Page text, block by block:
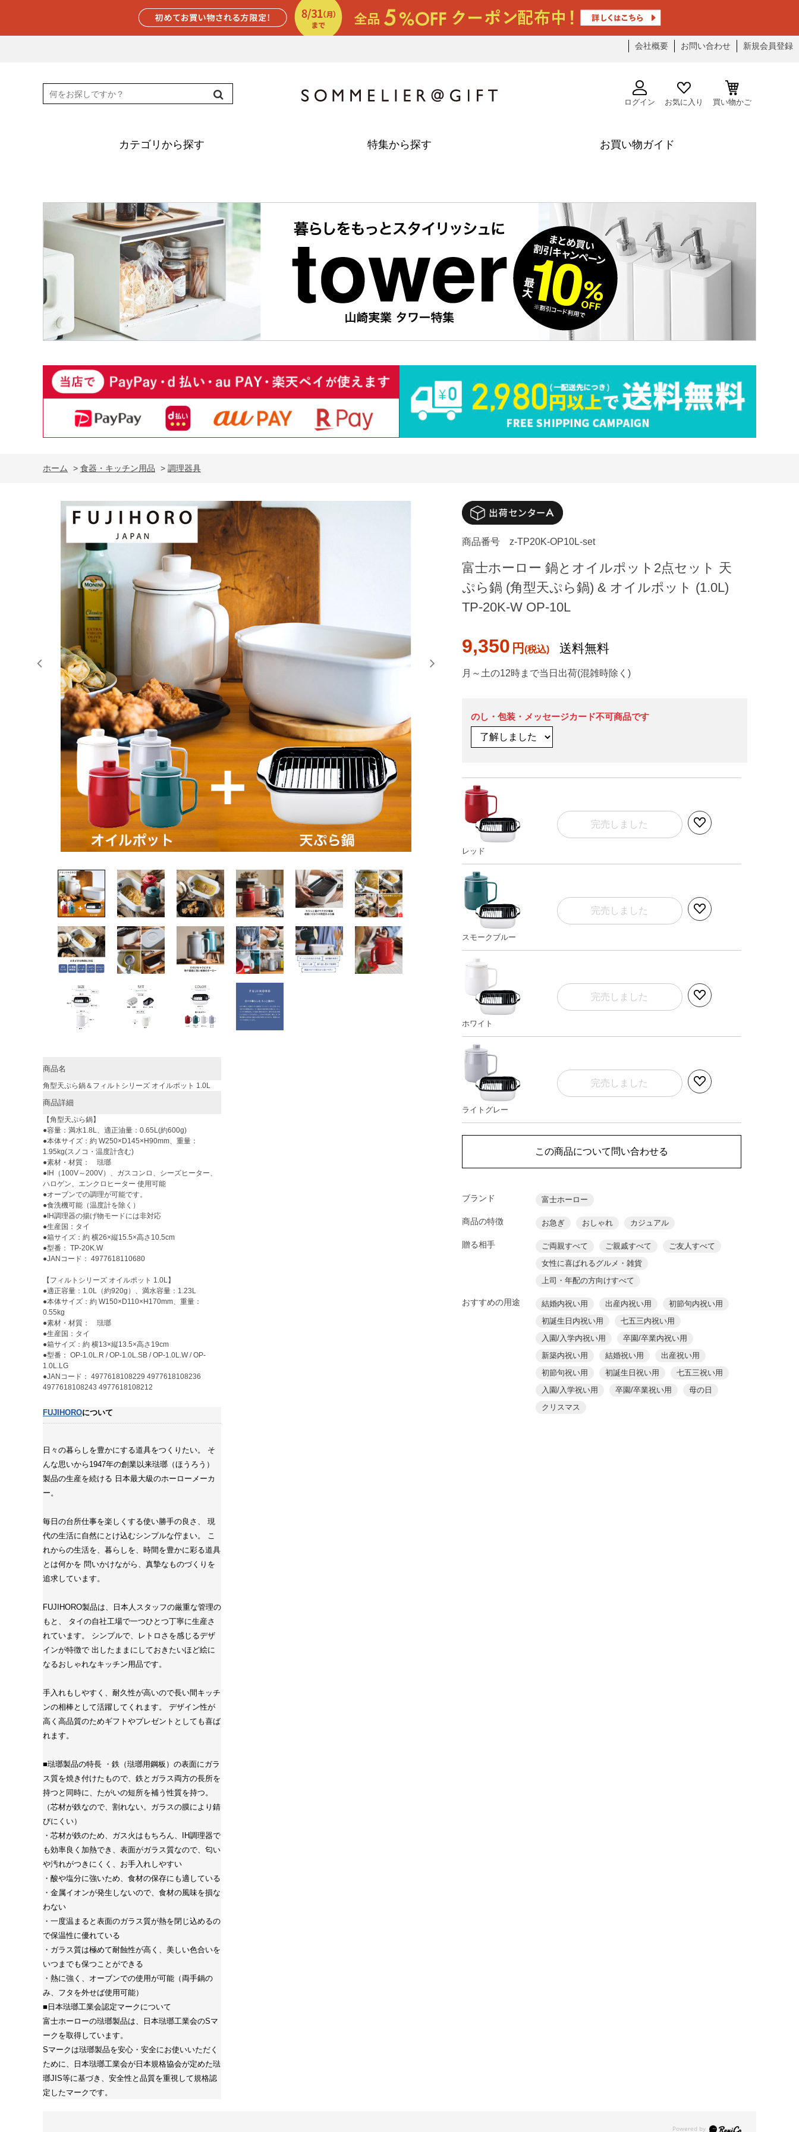
会社概要 お問い合わせ 新規会員登録
ログイン お気に入り 買い物かご
カテゴリから探す 特集から探す お買い物ガイド
ホーム > 食器・キッチン用品 > 調理器具
商品名
角型天ぷら鍋＆フィルトシリーズ オイルポット 1.0L
商品詳細
【角型天ぷら鍋】
●容量：満水1.8L、適正油量：0.65L(約600g)
●本体サイズ：約 W250×D145×H90mm、重量：
1.95kg(スノコ・温度計含む)
●素材・材質： 琺瑯
●IH（100V～200V）、ガスコンロ、シーズヒーター、
ハロゲン、エンクロヒーター 使用可能
●オーブンでの調理が可能です。
●食洗機可能（温度計を除く）
●IH調理器の揚げ物モードには非対応
●生産国：タイ
●箱サイズ：約 横26×縦15.5×高さ10.5cm
●型番： TP-20K.W
●JANコード： 4977618110680
【フィルトシリーズ オイルポット 1.0L】
●適正容量：1.0L（約920g）、満水容量：1.23L
●本体サイズ：約 W150×D110×H170mm、重量：
0.55kg
●素材・材質： 琺瑯
●生産国：タイ
●箱サイズ：約 横13×縦13.5×高さ19cm
●型番： OP-1.0L.R / OP-1.0L.SB / OP-1.0L.W / OP-
1.0L.LG
●JANコード： 4977618108229 4977618108236
4977618108243 4977618108212
FUJIHOROについて
日々の暮らしを豊かにする道具をつくりたい。 そ
んな思いから1947年の創業以来琺瑯（ほうろう）
製品の生産を続ける 日本最大級のホーローメーカ
ー。
毎日の台所仕事を楽しくする使い勝手の良さ、 現
代の生活に自然にとけ込むシンプルな佇まい。 こ
れからの生活を、暮らしを、時間を豊かに彩る道具
とは何かを 問いかけながら、真摯なものづくりを
追求しています。
FUJIHORO製品は、日本人スタッフの厳重な管理の
もと、 タイの自社工場で一つひとつ丁寧に生産さ
れています。 シンプルで、レトロさを感じるデザ
インが特徴で 出したままにしておきたいほど絵に
なるおしゃれなキッチン用品です。
手入れもしやすく、耐久性が高いので長い間キッチ
ンの相棒として活躍してくれます。 デザイン性が
高く高品質のためギフトやプレゼントとしても喜ば
れます。
■琺瑯製品の特長 ・鉄（琺瑯用鋼板）の表面にガラ
ス質を焼き付けたもので、鉄とガラス両方の長所を
持つと同時に、たがいの短所を補う性質を持つ。
（芯材が鉄なので、割れない。ガラスの膜により錆
びにくい）
・芯材が鉄のため、ガス火はもちろん、IH調理器で
も効率良く加熱でき、表面がガラス質なので、匂い
や汚れがつきにくく、お手入れしやすい
・酸や塩分に強いため、食材の保存にも適している
・金属イオンが発生しないので、食材の風味を損な
わない
・一度温まると表面のガラス質が熱を閉じ込めるの
で保温性に優れている
・ガラス質は極めて耐蝕性が高く、美しい色合いを
いつまでも保つことができる
・熱に強く、オーブンでの使用が可能（両手鍋の
み、フタを外せば使用可能）
■日本琺瑯工業会認定マークについて
富士ホーローの琺瑯製品は、日本琺瑯工業会のSマ
ークを取得しています。
Sマークは琺瑯製品を安心・安全にお使いいただく
ために、日本琺瑯工業会が日本規格協会が定めた琺
瑯JIS等に基づき、安全性と品質を重視して規格認
定したマークです。
商品番号 z-TP20K-OP10L-set
富士ホーロー 鍋とオイルポット2点セット 天
ぷら鍋 (角型天ぷら鍋) & オイルポット (1.0L)
TP-20K-W OP-10L
9,350 円 送料無料
月～土の12時まで当日出荷(混雑時除く)
のし・包装・メッセージカード不可商品です
レッド
完売しました
スモークブルー
完売しました
ホワイト
完売しました
ライトグレー
完売しました
この商品について問い合わせる
ブランド 富士ホーロー
商品の特徴 お急ぎ おしゃれ カジュアル
贈る相手 ご両親すべて ご親戚すべて
ご友人すべて
女性に喜ばれるグルメ・雑貨
上司・年配の方向けすべて
おすすめの用途 結婚内祝い用 出産内祝い用
初節句内祝い用
初誕生日内祝い用
七五三内祝い用
入園/入学内祝い用
卒園/卒業内祝い用
新築内祝い用
結婚祝い用
出産祝い用
初節句祝い用
初誕生日祝い用
七五三祝い用
入園/入学祝い用
卒園/卒業祝い用
母の日
クリスマス